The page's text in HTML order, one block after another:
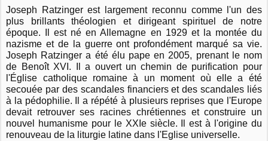
Joseph Ratzinger est largement reconnu comme l'un des
plus brillants théologien et dirigeant spirituel de notre
époque. Il est né en Allemagne en 1929 et la montée du
nazisme et de la guerre ont profondément marqué sa vie.
Joseph Ratzinger a été élu pape en 2005, prenant le nom
de Benoît XVI. Il a ouvert un chemin de purification pour
l'Église catholique romaine à un moment où elle a été
secouée par des scandales financiers et des scandales liés
à la pédophilie. Il a répété à plusieurs reprises que l'Europe
devait retrouver ses racines chrétiennes et construire un
nouvel humanisme pour le XXIe siècle. Il est à l'origine du
renouveau de la liturgie latine dans l'Eglise universelle.